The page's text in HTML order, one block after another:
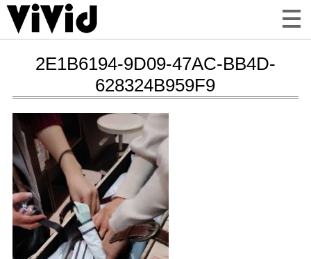
2E1B6194-9D09-47AC-BB4D-
628324B959F9